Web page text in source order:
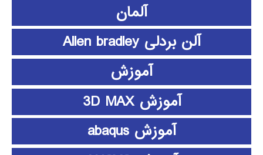
آلمان
آلن بردلی Allen bradley
آموزش
آموزش 3D MAX
آموزش abaqus